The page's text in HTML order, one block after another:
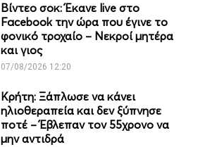
Βίντεο σοκ: Έκανε live στο
Facebook την ώρα που έγινε το
φονικό τροχαίο – Νεκροί μητέρα
και γιος
07/08/2026 12:20
Κρήτη: Ξάπλωσε να κάνει
ηλιοθεραπεία και δεν ξύπνησε
ποτέ – Έβλεπαν τον 55χρονο να
μην αντιδρά